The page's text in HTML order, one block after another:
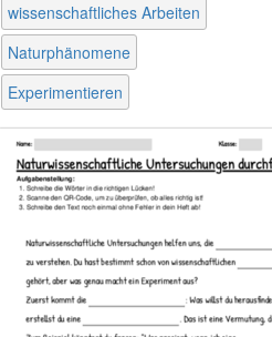
wissenschaftliches Arbeiten
Naturphänomene
Experimentieren